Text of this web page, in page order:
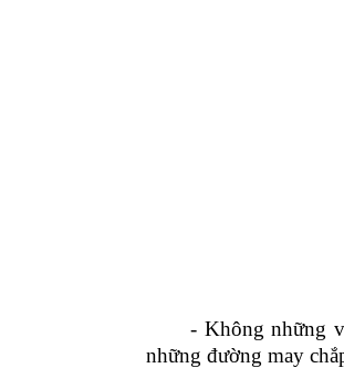
- Không những
những đường may